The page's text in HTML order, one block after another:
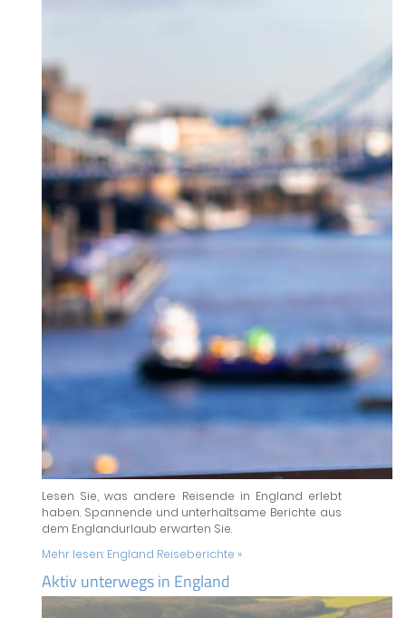
Lesen Sie, was andere Reisende in England erlebt
haben. Spannende und unterhaltsame Berichte aus
dem Englandurlaub erwarten Sie.
Mehr lesen: England Reiseberichte »
Aktiv unterwegs in England